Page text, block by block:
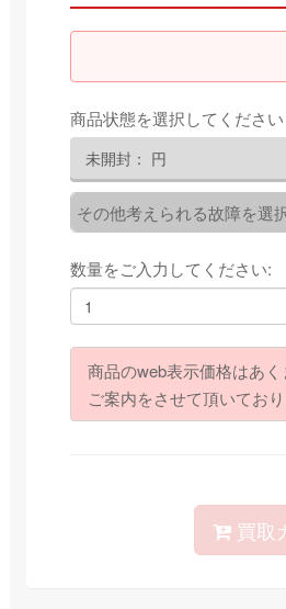
商品状態を選択してください
未開封： 円
その他考えられる故障を選
数量をご入力してください:
商品のweb表示価格はあ
ご案内をさせて頂いてお
買取